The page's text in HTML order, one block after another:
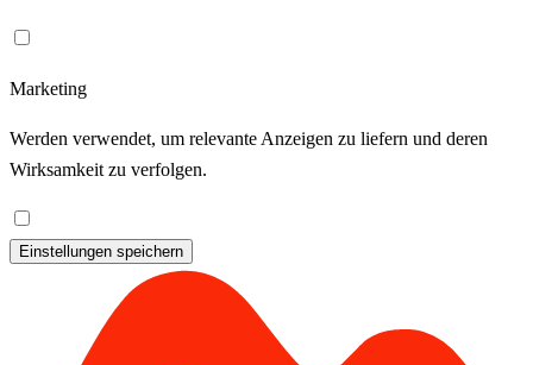
Marketing
Werden verwendet, um relevante Anzeigen zu liefern und deren
Wirksamkeit zu verfolgen.
Einstellungen speichern